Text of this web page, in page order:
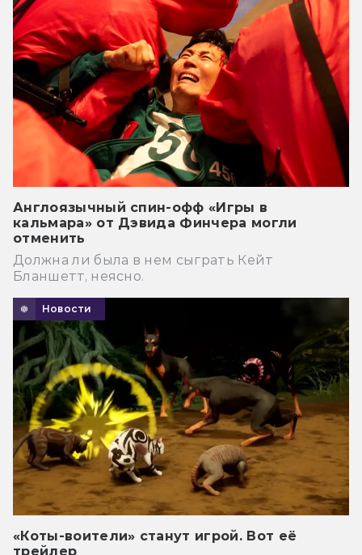
Англоязычный спин-офф «Игры в
кальмара» от Дэвида Финчера могли
отменить
Должна ли была в нем сыграть Кейт
Бланшетт, неясно.
Новости
«Коты-воители» станут игрой. Вот её
трейлер